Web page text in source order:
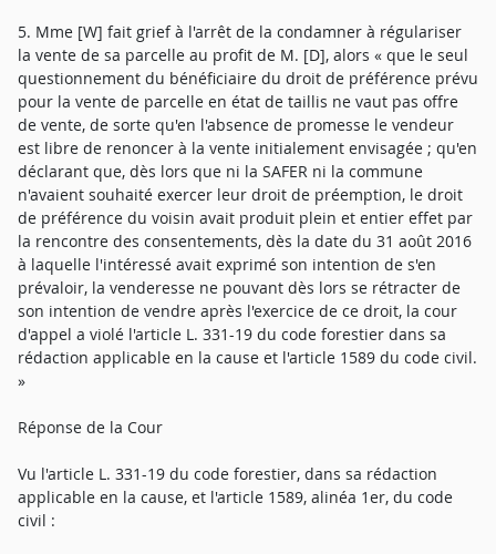
5. Mme [W] fait grief à l'arrêt de la condamner à régulariser
la vente de sa parcelle au profit de M. [D], alors « que le seul
questionnement du bénéficiaire du droit de préférence prévu
pour la vente de parcelle en état de taillis ne vaut pas offre
de vente, de sorte qu'en l'absence de promesse le vendeur
est libre de renoncer à la vente initialement envisagée ; qu'en
déclarant que, dès lors que ni la SAFER ni la commune
n'avaient souhaité exercer leur droit de préemption, le droit
de préférence du voisin avait produit plein et entier effet par
la rencontre des consentements, dès la date du 31 août 2016
à laquelle l'intéressé avait exprimé son intention de s'en
prévaloir, la venderesse ne pouvant dès lors se rétracter de
son intention de vendre après l'exercice de ce droit, la cour
d'appel a violé l'article L. 331-19 du code forestier dans sa
rédaction applicable en la cause et l'article 1589 du code civil.
»
Réponse de la Cour
Vu l'article L. 331-19 du code forestier, dans sa rédaction
applicable en la cause, et l'article 1589, alinéa 1er, du code
civil :